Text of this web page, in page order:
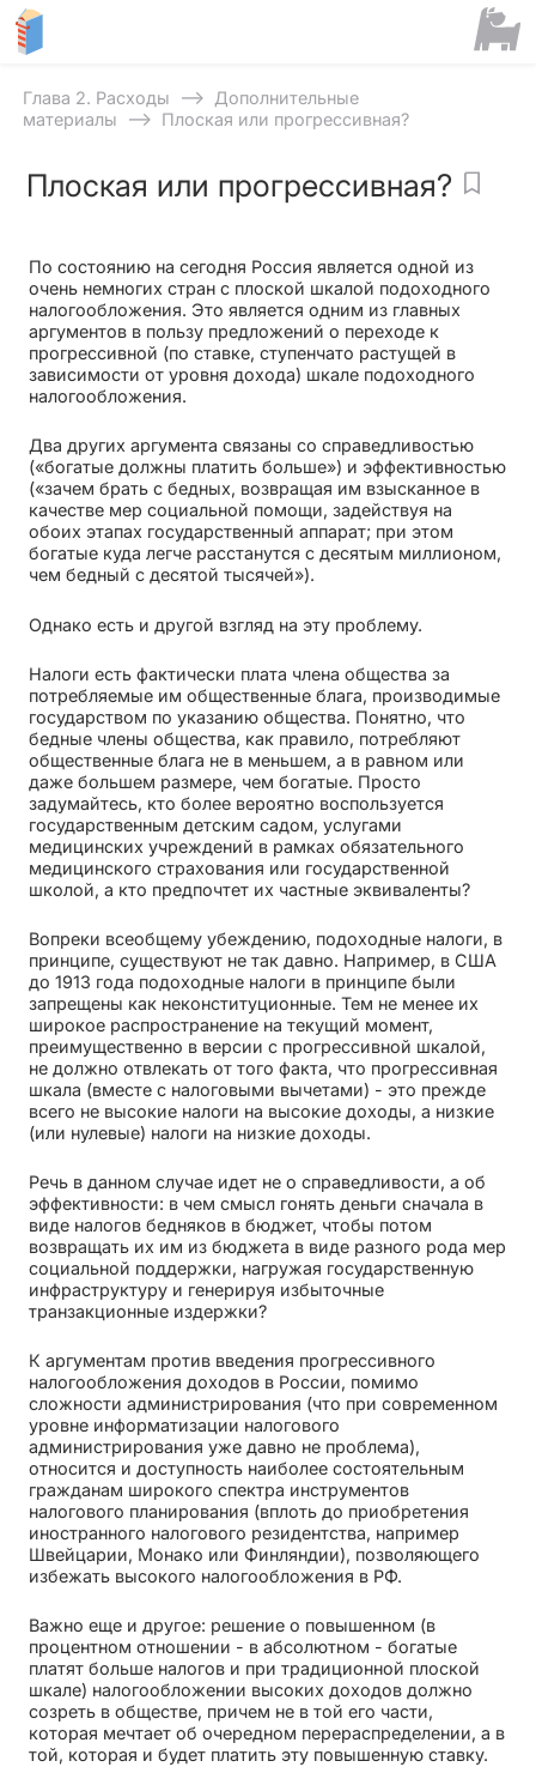
Глава 2. Расходы ⟶ Дополнительные
материалы
⟶ Плоская или прогрессивная?
Плоская или прогрессивная?
По состоянию на сегодня Россия является одной из
очень немногих стран с плоской шкалой подоходного
налогообложения. Это является одним из главных
аргументов в пользу предложений о переходе к
прогрессивной (по ставке, ступенчато растущей в
зависимости от уровня дохода) шкале подоходного
налогообложения.
Два других аргумента связаны со справедливостью
(«богатые должны платить больше») и эффективностью
(«зачем брать с бедных, возвращая им взысканное в
качестве мер социальной помощи, задействуя на
обоих этапах государственный аппарат; при этом
богатые куда легче расстанутся с десятым миллионом,
чем бедный с десятой тысячей»).
Однако есть и другой взгляд на эту проблему.
Налоги есть фактически плата члена общества за
потребляемые им общественные блага, производимые
государством по указанию общества. Понятно, что
бедные члены общества, как правило, потребляют
общественные блага не в меньшем, а в равном или
даже большем размере, чем богатые. Просто
задумайтесь, кто более вероятно воспользуется
государственным детским садом, услугами
медицинских учреждений в рамках обязательного
медицинского страхования или государственной
школой, а кто предпочтет их частные эквиваленты?
Вопреки всеобщему убеждению, подоходные налоги, в
принципе, существуют не так давно. Например, в США
до 1913 года подоходные налоги в принципе были
запрещены как неконституционные. Тем не менее их
широкое распространение на текущий момент,
преимущественно в версии с прогрессивной шкалой,
не должно отвлекать от того факта, что прогрессивная
шкала (вместе с налоговыми вычетами) - это прежде
всего не высокие налоги на высокие доходы, а низкие
(или нулевые) налоги на низкие доходы.
Речь в данном случае идет не о справедливости, а об
эффективности: в чем смысл гонять деньги сначала в
виде налогов бедняков в бюджет, чтобы потом
возвращать их им из бюджета в виде разного рода мер
социальной поддержки, нагружая государственную
инфраструктуру и генерируя избыточные
транзакционные издержки?
К аргументам против введения прогрессивного
налогообложения доходов в России, помимо
сложности администрирования (что при современном
уровне информатизации налогового
администрирования уже давно не проблема),
относится и доступность наиболее состоятельным
гражданам широкого спектра инструментов
налогового планирования (вплоть до приобретения
иностранного налогового резидентства, например
Швейцарии, Монако или Финляндии), позволяющего
избежать высокого налогообложения в РФ.
Важно еще и другое: решение о повышенном (в
процентном отношении - в абсолютном - богатые
платят больше налогов и при традиционной плоской
шкале) налогообложении высоких доходов должно
созреть в обществе, причем не в той его части,
которая мечтает об очередном перераспределении, а в
той, которая и будет платить эту повышенную ставку.